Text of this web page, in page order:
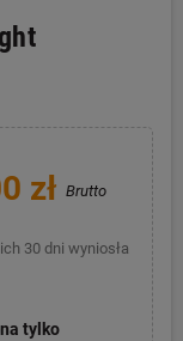
zł Brutto
30 dni wyniosła
tylko